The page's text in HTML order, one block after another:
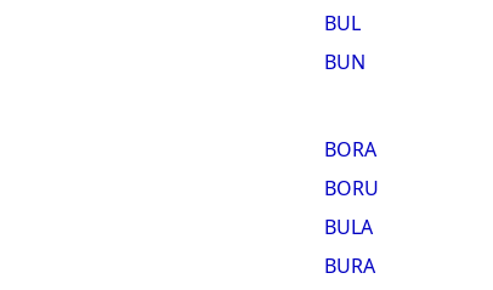
BUL
BUN
BORA
BORU
BULA
BURA